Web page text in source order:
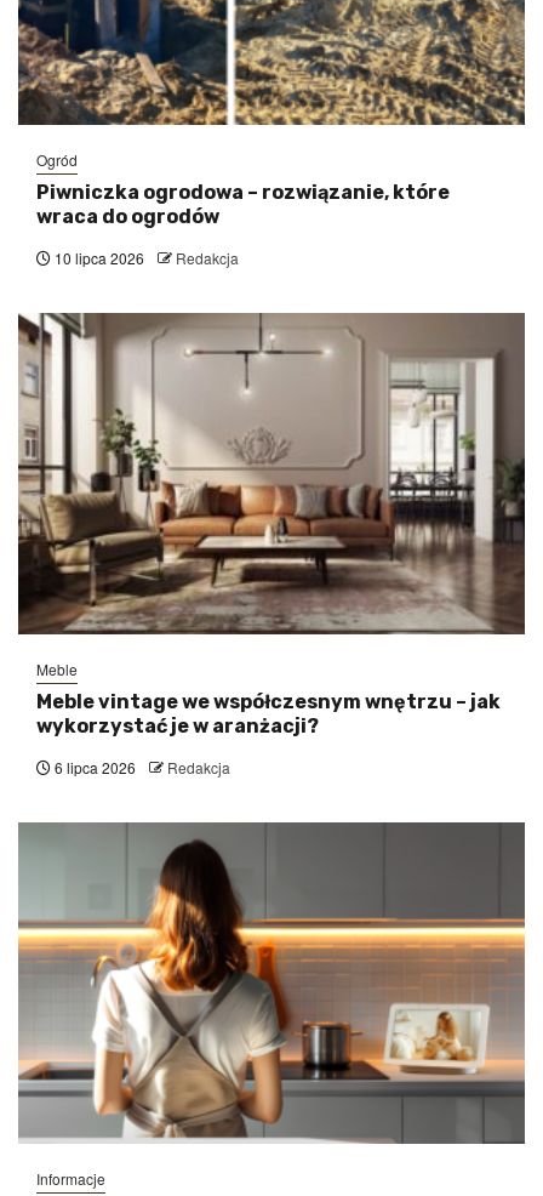
Ogród
Piwniczka ogrodowa – rozwiązanie, które
wraca do ogrodów
10 lipca 2026 Redakcja
Meble
Meble vintage we współczesnym wnętrzu – jak
wykorzystać je w aranżacji?
6 lipca 2026 Redakcja
Informacje